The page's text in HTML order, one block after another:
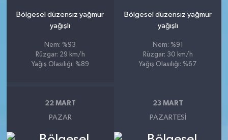
Bölgesel düzensiz yağmur
yağışlı
Nem: %93
Rüzgar: 29 km/h
Yağış Olasılığı: %89
Bölgesel düzensiz yağmur
yağışlı
Nem: %91
Rüzgar: 30 km/h
Yağış Olasılığı: %67
22 MART
PAZAR
23 MART
PAZARTESI